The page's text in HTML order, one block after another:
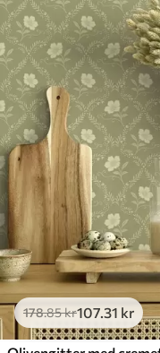
178.85kr107.31 kr